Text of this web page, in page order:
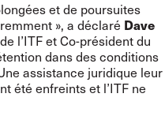
et de poursuites
», a déclaré Dave
l’ITF et Co-président du
dans des conditions
assistance juridique leur
été enfreints et l’ITF ne